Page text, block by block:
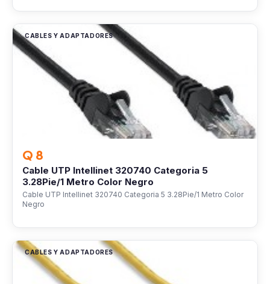
CABLES Y ADAPTADORES
Q 8
Cable UTP Intellinet 320740 Categoria 5
3.28Pie/1 Metro Color Negro
Cable UTP Intellinet 320740 Categoria 5 3.28Pie/1 Metro Color
Negro
CABLES Y ADAPTADORES